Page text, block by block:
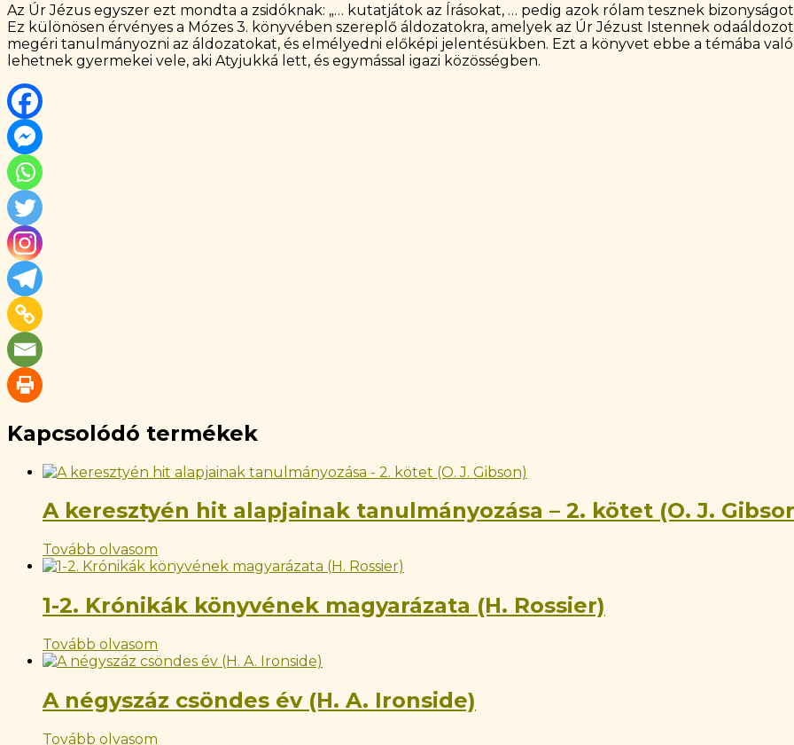
Az Úr Jézus egyszer ezt mondta a zsidóknak: „… kutatjátok az Írásokat, … pedig azok rólam tesznek
Ez különösen érvényes a Mózes 3. könyvében szereplő áldozatokra, amelyek az Úr Jézust Istennek
megéri tanulmányozni az áldozatokat, és elmélyedni előképi jelentésükben. Ezt a könyvet ebbe a témába
lehetnek gyermekei vele, aki Atyjukká lett, és egymással igazi közösségben.
Kapcsolódó termékek
A keresztyén hit alapjainak tanulmányozása – 2. kötet (O. J.
Tovább olvasom
1-2. Krónikák könyvének magyarázata (H. Rossier)
Tovább olvasom
A négyszáz csöndes év (H. A. Ironside)
Tovább olvasom